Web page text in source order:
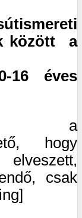
között a
16 éves
a
hogy
csak